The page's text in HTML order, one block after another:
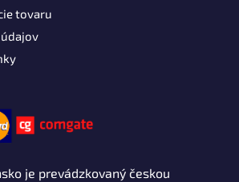
tovaru
je prevádzkovaný českou